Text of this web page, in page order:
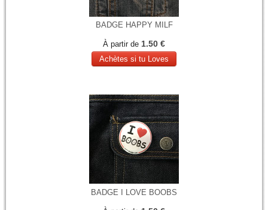
BADGE HAPPY MILF
À partir de 1.50 €
Achètes si tu Loves
BADGE I LOVE BOOBS